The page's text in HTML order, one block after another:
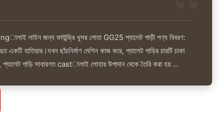
লাইন জন্য ফাউন্ড্রি ধূসর লোহা GG25 প্যালেট গাড়ী পণ্য বিবরণ:
একটি হাতিয়ার।যখন ছাঁচনির্মাণ মেশিন কাজ করে, প্যালেট গাড়ির চারটি চাকা
প্যালেট গাড়ি সাধারণত castালাই লোহার উপাদান থেকে তৈরি করা হয় ...